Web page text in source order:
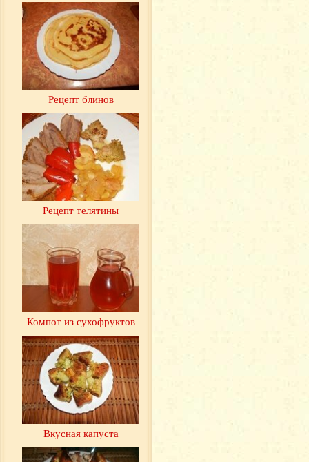
Рецепт блинов
Рецепт телятины
Компот из сухофруктов
Вкусная капуста